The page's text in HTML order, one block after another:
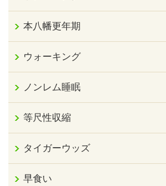
本八幡更年期
ウォーキング
ノンレム睡眠
等尺性収縮
タイガーウッズ
早食い